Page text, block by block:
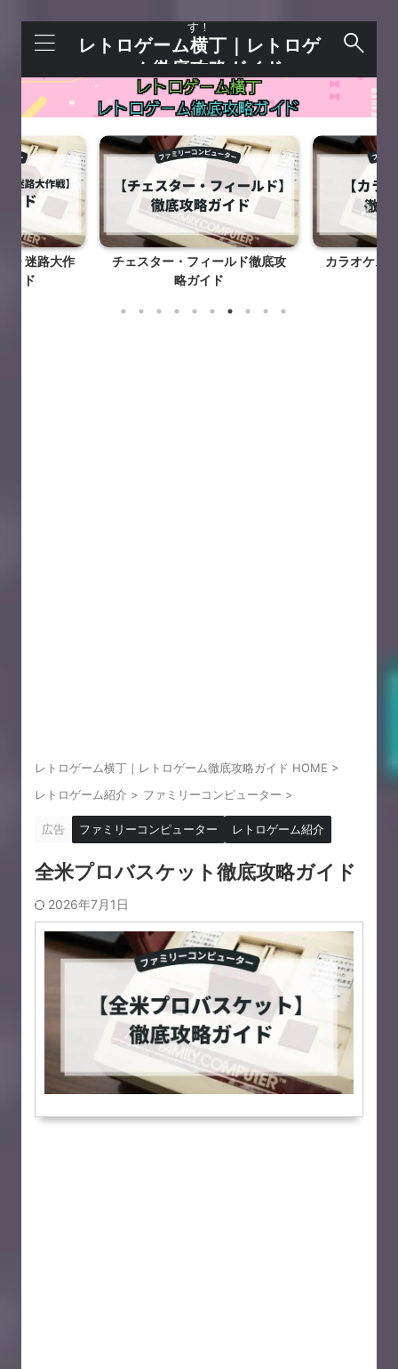
す！
レトロゲーム横丁｜レトロゲ
ーム徹底攻略ガイド
ー 迷路大作
イド
チェスター・フィールド徹底攻
略ガイド
カラオケス
レトロゲーム横丁｜レトロゲーム徹底攻略ガイド HOME >
レトロゲーム紹介 > ファミリーコンピューター >
広告 ファミリーコンピューター レトロゲーム紹介
全米プロバスケット徹底攻略ガイド
2026年7月1日